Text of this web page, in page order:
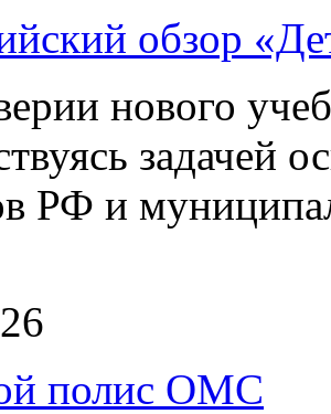
обзор
нового
задачей
РФ и
полис ОМС